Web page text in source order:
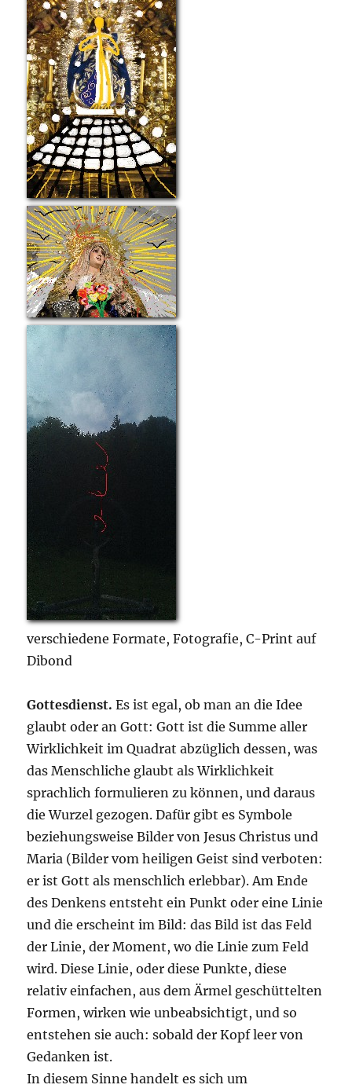
verschiedene Formate, Fotografie, C-Print auf
Dibond
Gottesdienst. Es ist egal, ob man an die Idee
glaubt oder an Gott: Gott ist die Summe aller
Wirklichkeit im Quadrat abzüglich dessen, was
das Menschliche glaubt als Wirklichkeit
sprachlich formulieren zu können, und daraus
die Wurzel gezogen. Dafür gibt es Symbole
beziehungsweise Bilder von Jesus Christus und
Maria (Bilder vom heiligen Geist sind verboten:
er ist Gott als menschlich erlebbar). Am Ende
des Denkens entsteht ein Punkt oder eine Linie
und die erscheint im Bild: das Bild ist das Feld
der Linie, der Moment, wo die Linie zum Feld
wird. Diese Linie, oder diese Punkte, diese
relativ einfachen, aus dem Ärmel geschüttelten
Formen, wirken wie unbeabsichtigt, und so
entstehen sie auch: sobald der Kopf leer von
Gedanken ist.
In diesem Sinne handelt es sich um